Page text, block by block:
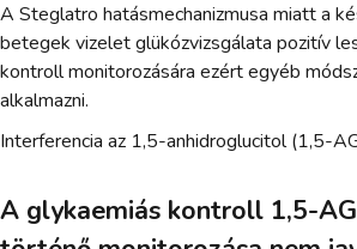
A Steglatro hatásmechanizmusa miatt a
betegek vizelet glükózvizsgálata pozitív
kontroll monitorozására ezért egyéb
alkalmazni.
Interferencia az 1,5-anhidroglucitol (1,5-
A glykaemiás kontroll 1,5-